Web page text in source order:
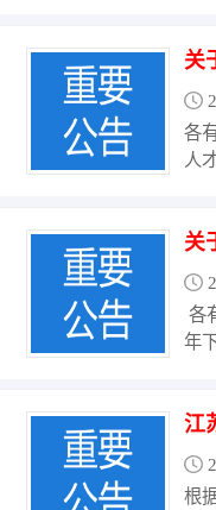
定
能
拟
各
人
知
州
班
各
年
积
用
反
根